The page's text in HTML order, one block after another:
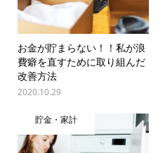
お金が貯まらない！！私が浪
費癖を直すために取り組んだ
改善方法
2020.10.29
貯金・家計